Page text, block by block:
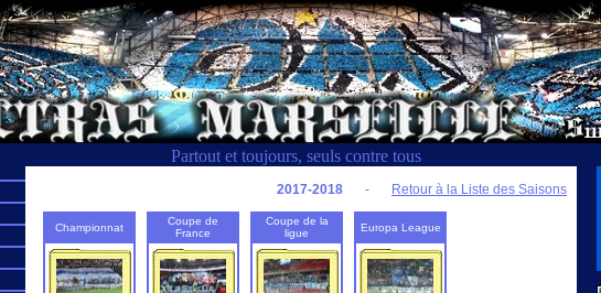
Partout et toujours, seuls contre tous
2017-2018 - Retour à la Liste des Saisons
Championnat
Coupe de
France
Coupe de la
ligue
Europa League